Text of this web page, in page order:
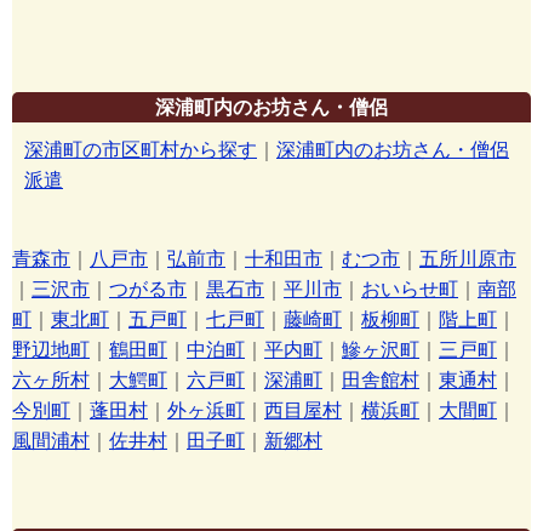
深浦町内のお坊さん・僧侶
深浦町の市区町村から探す
深浦町内のお坊さん・僧侶
派遣
青森市 八戸市 弘前市 十和田市 むつ市
五所川原市
三沢市 つがる市 黒石市 平川市 おいらせ町
南部
町
東北町 五戸町 七戸町 藤崎町 板柳町 階上町
野辺地町
鶴田町 中泊町 平内町 鰺ヶ沢町 三戸町
六ヶ所村
大鰐町 六戸町 深浦町 田舎館村 東通村
今別町
蓬田村 外ヶ浜町 西目屋村 横浜町 大間町
風間浦村
佐井村 田子町 新郷村